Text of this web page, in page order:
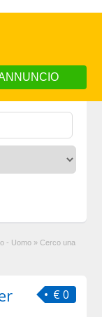
- Uomo » Cerco una
€ 0